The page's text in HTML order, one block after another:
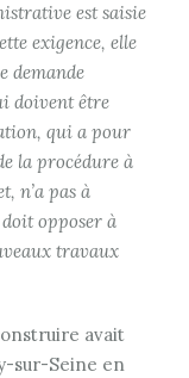
est saisie
exigence, elle
demande
doivent être
qui a pour
la procédure à
n’a pas à
opposer à
travaux
avait
sur-Seine en